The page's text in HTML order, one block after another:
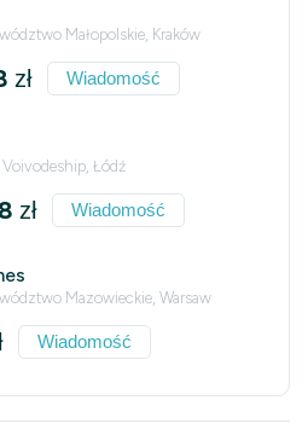
Małopolskie, Kraków
zł Wiadomość
Voivodeship, Łódź
zł Wiadomość
Mazowieckie, Warsaw
Wiadomość